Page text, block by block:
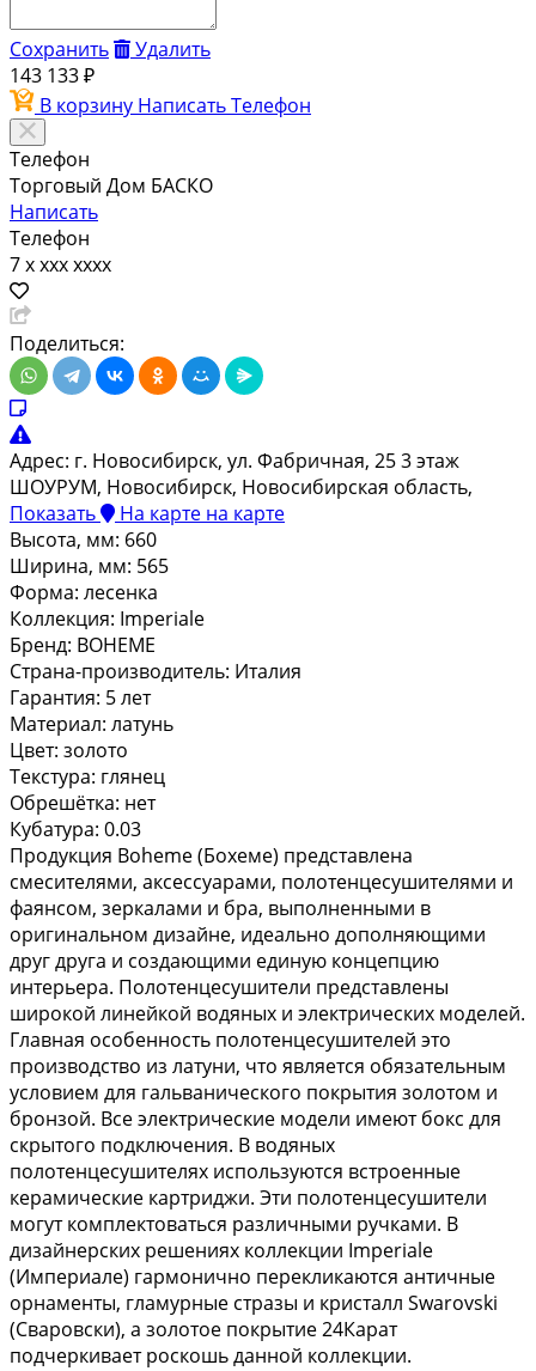
Сохранить
Удалить
143 133 ₽
В корзину НаписатьТелефон
Телефон
Торговый Дом БАСКО
Написать
Телефон
7 x xxx xxxx
Поделиться:
Адрес: г. Новосибирск, ул. Фабричная, 25 3 этаж
ШОУРУМ, Новосибирск, Новосибирская область,
Показать
На карте на карте
Высота, мм: 660
Ширина, мм: 565
Форма: лесенка
Коллекция: Imperiale
Бренд: BOHEME
Страна-производитель: Италия
Гарантия: 5 лет
Материал: латунь
Цвет: золото
Текстура: глянец
Обрешётка: нет
Кубатура: 0.03
Продукция Boheme (Бохеме) представлена
смесителями, аксессуарами, полотенцесушителями и
фаянсом, зеркалами и бра, выполненными в
оригинальном дизайне, идеально дополняющими
друг друга и создающими единую концепцию
интерьера. Полотенцесушители представлены
широкой линейкой водяных и электрических моделей.
Главная особенность полотенцесушителей это
производство из латуни, что является обязательным
условием для гальванического покрытия золотом и
бронзой. Все электрические модели имеют бокс для
скрытого подключения. В водяных
полотенцесушителях используются встроенные
керамические картриджи. Эти полотенцесушители
могут комплектоваться различными ручками. В
дизайнерских решениях коллекции Imperiale
(Империале) гармонично перекликаются античные
орнаменты, гламурные стразы и кристалл Swarovski
(Сваровски), а золотое покрытие 24Карат
подчеркивает роскошь данной коллекции.